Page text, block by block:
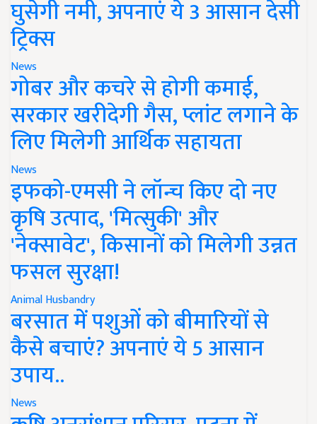
घुसेगी नमी, अपनाएं ये 3 आसान देसी
ट्रिक्स
News
गोबर और कचरे से होगी कमाई,
सरकार खरीदेगी गैस, प्लांट लगाने के
लिए मिलेगी आर्थिक सहायता
News
इफको-एमसी ने लॉन्च किए दो नए
कृषि उत्पाद, 'मित्सुकी' और
'नेक्सावेट', किसानों को मिलेगी उन्नत
फसल सुरक्षा!
Animal Husbandry
बरसात में पशुओं को बीमारियों से
कैसे बचाएं? अपनाएं ये 5 आसान
उपाय..
News